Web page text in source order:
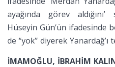
ayağında görev
Hüseyin Gün’ün ifadesinde
de “yok” diyerek Yanardağ’ı
İMAMOĞLU, İBRAHİM